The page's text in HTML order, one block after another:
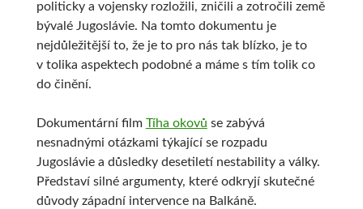
politicky a vojensky rozložili, zničili a zotročili země
bývalé Jugoslávie. Na tomto dokumentu je
nejdůležitější to, že je to pro nás tak blízko, je to
v tolika aspektech podobné a máme s tím tolik co
do činění.
Dokumentární film Tíha okovů se zabývá
nesnadnými otázkami týkající se rozpadu
Jugoslávie a důsledky desetiletí nestability a války.
Představí silné argumenty, které odkryjí skutečné
důvody západní intervence na Balkáně.